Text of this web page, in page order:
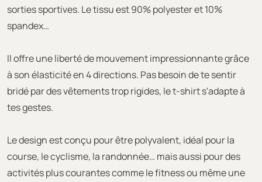
sorties sportives. Le tissu est 90% polyester et 10%
spandex…
Il offre une liberté de mouvement impressionnante grâce
à son élasticité en 4 directions. Pas besoin de te sentir
bridé par des vêtements trop rigides, le t-shirt s'adapte à
tes gestes.
Le design est conçu pour être polyvalent, idéal pour la
course, le cyclisme, la randonnée… mais aussi pour des
activités plus courantes comme le fitness ou même une